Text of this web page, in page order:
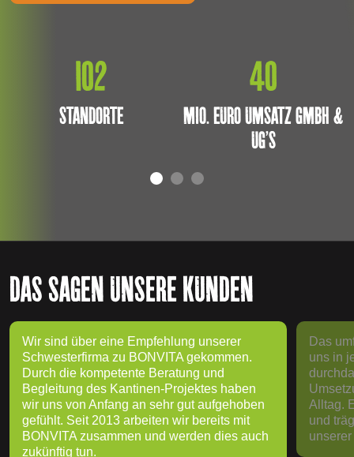
102
STANDORTE
40
MIO. EURO UMSATZ GMBH &
UG’S
DAS SAGEN UNSERE KUNDEN
Wir sind über eine Empfehlung unserer
Schwesterfirma zu BONVITA gekommen.
Durch die kompetente Beratung und
Begleitung des Kantinen-Projektes haben
wir uns von Anfang an sehr gut aufgehoben
gefühlt. Seit 2013 arbeiten wir bereits mit
BONVITA zusammen und werden dies auch
zukünftig tun.
Das
uns in
Alltag.
und